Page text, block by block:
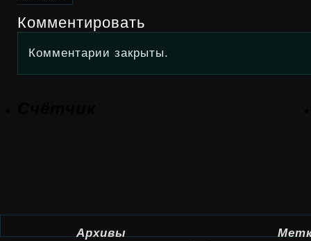
Комментировать
Комментарии закрыты.
Архивы